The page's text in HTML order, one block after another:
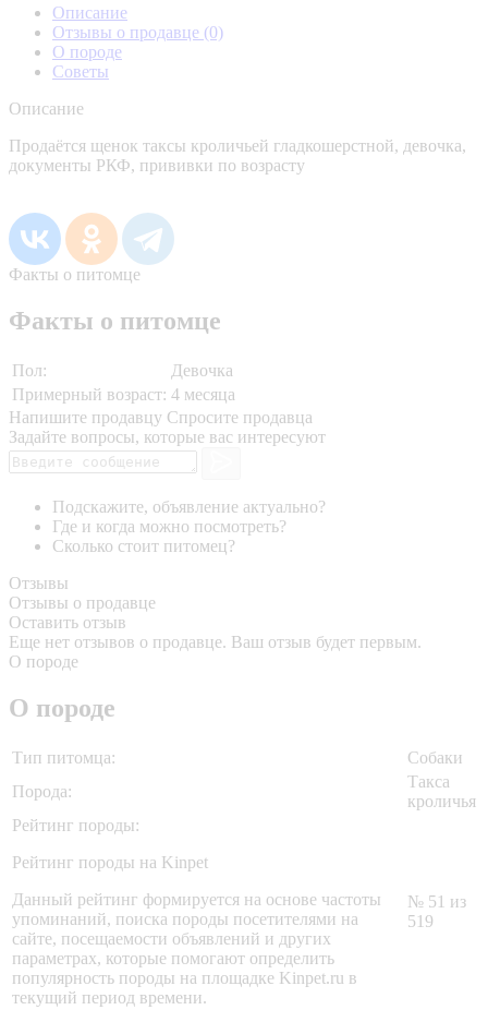
Описание
Отзывы о продавце (0)
О породе
Советы
Описание
Продаётся щенок таксы кроличьей гладкошерстной, девочка,
документы РКФ, прививки по возрасту
Факты о питомце
Факты о питомце
Пол:
Девочка
Примерный возраст: 4 месяца
Напишите продавцу Спросите продавца
Задайте вопросы, которые вас интересуют
Подскажите, объявление актуально?
Где и когда можно посмотреть?
Сколько стоит питомец?
Отзывы
Отзывы о продавце
Оставить отзыв
Еще нет отзывов о продавце. Ваш отзыв будет первым.
О породе
О породе
Тип питомца:
Собаки
Порода:
Такса
кроличья
Рейтинг породы:
Рейтинг породы на Kinpet
Данный рейтинг формируется на основе частоты
упоминаний, поиска породы посетителями на
сайте, посещаемости объявлений и других
параметрах, которые помогают определить
популярность породы на площадке Kinpet.ru в
текущий период времени.
№ 51 из
519